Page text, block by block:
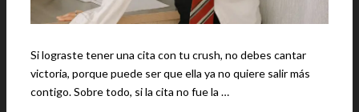
Si lograste tener una cita con tu crush, no debes cantar
victoria, porque puede ser que ella ya no quiere salir más
contigo. Sobre todo, si la cita no fue la …